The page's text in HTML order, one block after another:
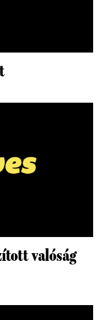
valóság